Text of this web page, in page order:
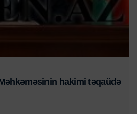
hakimi təqaüdə